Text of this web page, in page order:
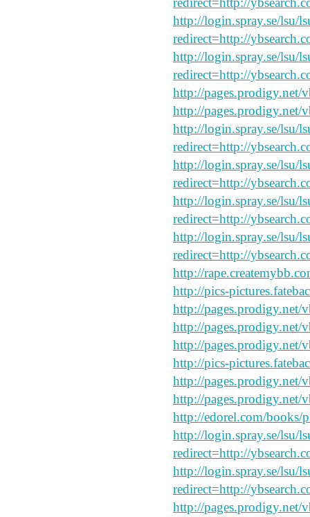
http://login.spray.se/lsu/
redirect=http://
http://login.spray.se/lsu/
redirect=http://
http://pages.prodigy.net/
http://pages.prodigy.net/
http://login.spray.se/lsu/
redirect=http://
http://login.spray.se/lsu/
redirect=http://
http://login.spray.se/lsu/
redirect=http://
http://login.spray.se/lsu/
redirect=http://
http://
http://pics-
http://pages.prodigy.net/
http://pages.prodigy.net/
http://pages.prodigy.net/
http://pics-
http://pages.prodigy.net/
http://pages.prodigy.net/
http://edorel.com/books/
http://login.spray.se/lsu/
redirect=http://
http://login.spray.se/lsu/
redirect=http://
http://pages.prodigy.net/